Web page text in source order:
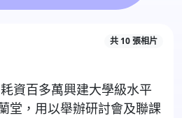
共 10 張相片
資百多萬興建大學級水平
堂，用以舉辦研討會及聯課